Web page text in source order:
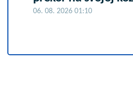
06. 08. 2026 01:10